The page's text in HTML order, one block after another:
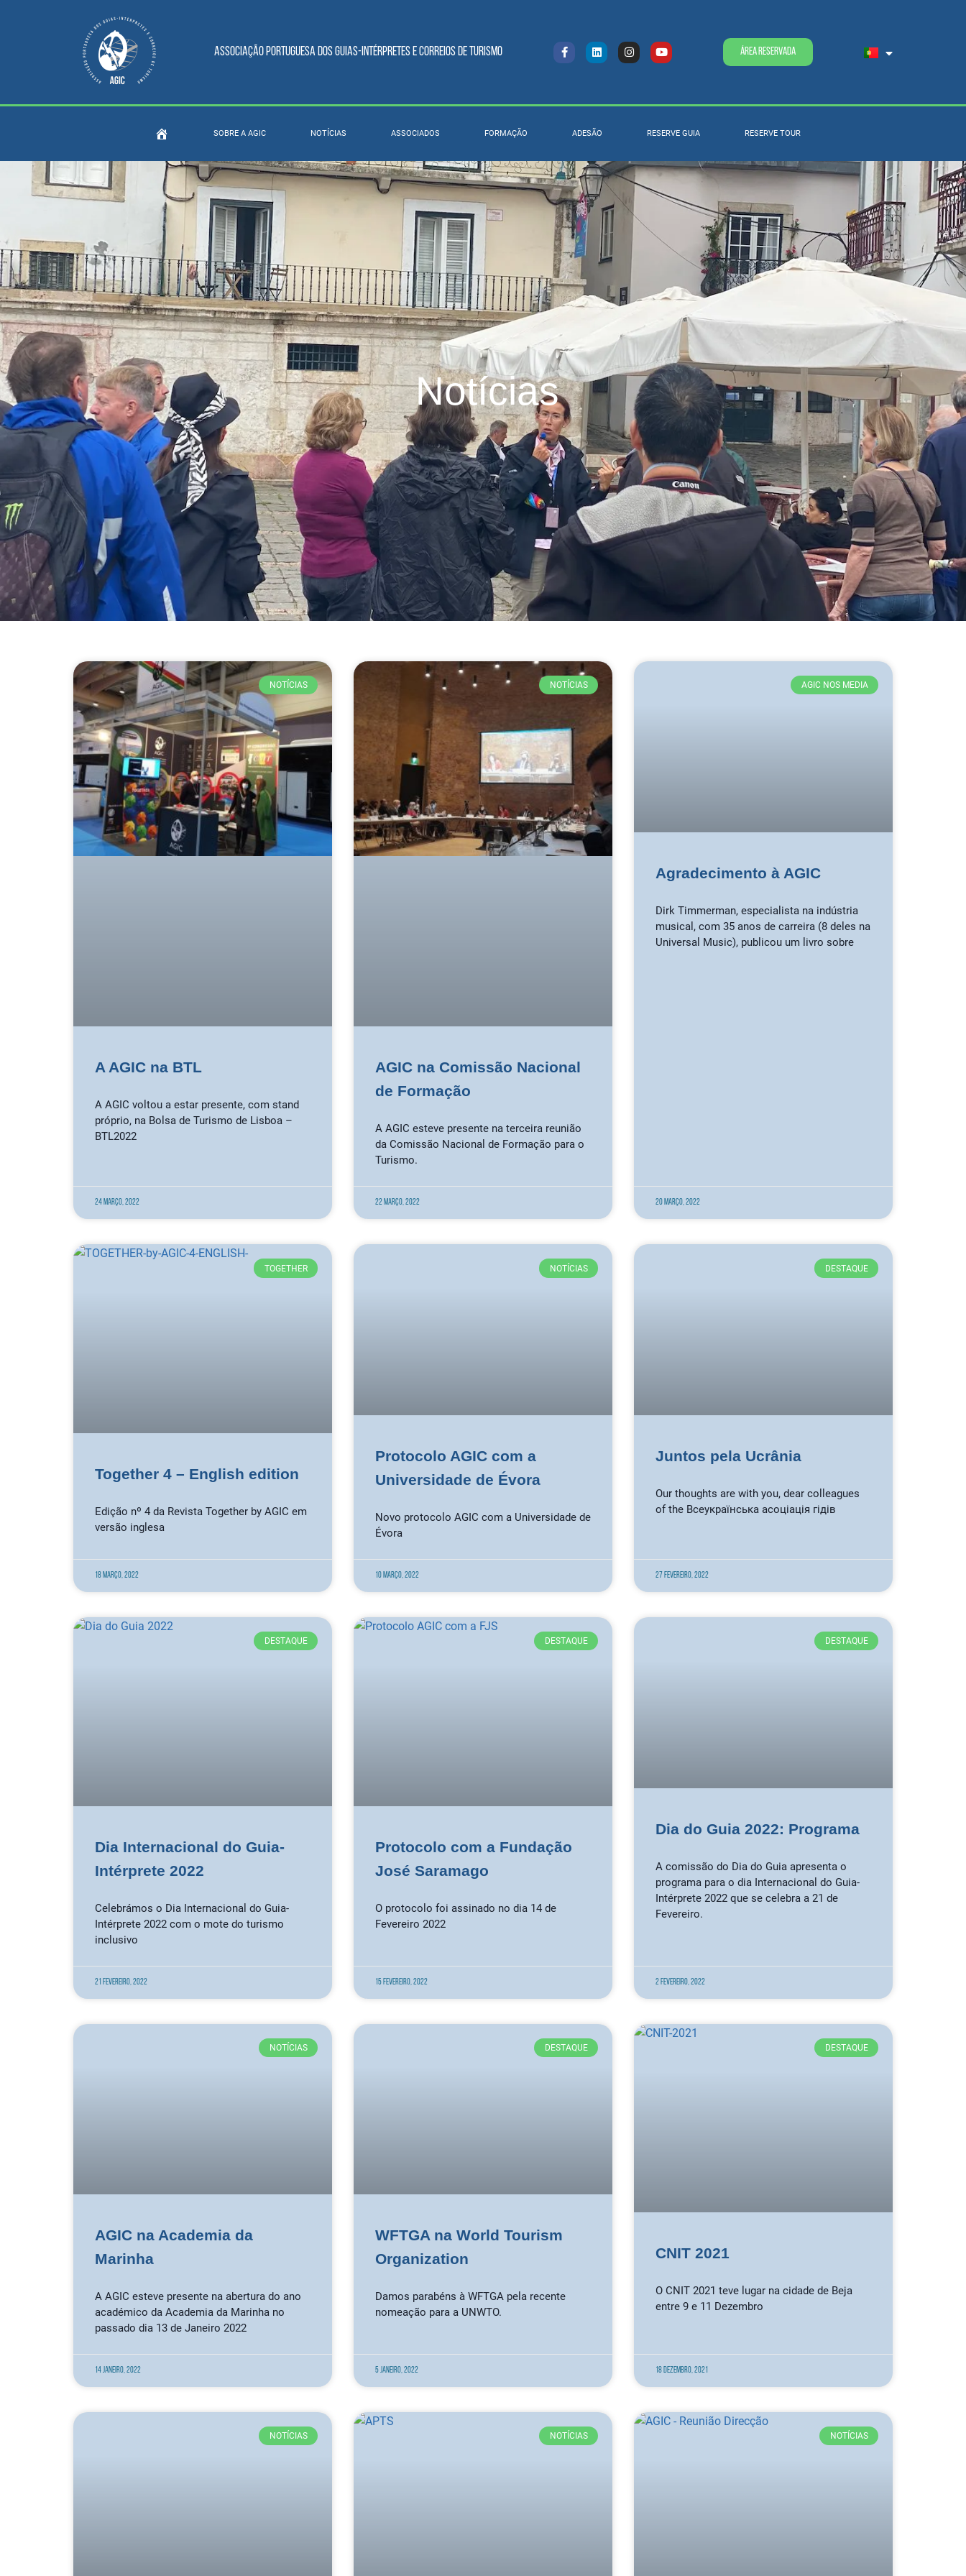
Associação Portuguesa dos Guias-intérpretes e Correios de turismo Área Reservada
SOBRE A AGIC NOTÍCIAS ASSOCIADOS FORMAÇÃO ADESÃO RESERVE GUIA RESERVE TOUR
Notícias
NOTÍCIAS
A AGIC na BTL
A AGIC voltou a estar presente, com stand
próprio, na Bolsa de Turismo de Lisboa –
BTL2022
24 Março, 2022
NOTÍCIAS
AGIC na Comissão Nacional
de Formação
A AGIC esteve presente na terceira reunião
da Comissão Nacional de Formação para o
Turismo.
22 Março, 2022
AGIC NOS MEDIA
Agradecimento à AGIC
Dirk Timmerman, especialista na indústria
musical, com 35 anos de carreira (8 deles na
Universal Music), publicou um livro sobre
20 Março, 2022
TOGETHER
Together 4 – English edition
Edição nº 4 da Revista Together by AGIC em
versão inglesa
18 Março, 2022
NOTÍCIAS
Protocolo AGIC com a
Universidade de Évora
Novo protocolo AGIC com a Universidade de
Évora
10 Março, 2022
DESTAQUE
Juntos pela Ucrânia
Our thoughts are with you, dear colleagues
of the Всеукраїнська асоціація гідів
27 Fevereiro, 2022
DESTAQUE
Dia Internacional do Guia-
Intérprete 2022
Celebrámos o Dia Internacional do Guia-
Intérprete 2022 com o mote do turismo
inclusivo
21 Fevereiro, 2022
DESTAQUE
Protocolo com a Fundação
José Saramago
O protocolo foi assinado no dia 14 de
Fevereiro 2022
15 Fevereiro, 2022
DESTAQUE
Dia do Guia 2022: Programa
A comissão do Dia do Guia apresenta o
programa para o dia Internacional do Guia-
Intérprete 2022 que se celebra a 21 de
Fevereiro.
2 Fevereiro, 2022
NOTÍCIAS
AGIC na Academia da
Marinha
A AGIC esteve presente na abertura do ano
académico da Academia da Marinha no
passado dia 13 de Janeiro 2022
14 Janeiro, 2022
DESTAQUE
WFTGA na World Tourism
Organization
Damos parabéns à WFTGA pela recente
nomeação para a UNWTO.
5 Janeiro, 2022
DESTAQUE
CNIT 2021
O CNIT 2021 teve lugar na cidade de Beja
entre 9 e 11 Dezembro
18 Dezembro, 2021
NOTÍCIAS NOTÍCIAS NOTÍCIAS